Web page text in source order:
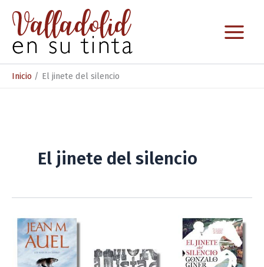
contenido
Inicio El jinete del silencio
El jinete del silencio